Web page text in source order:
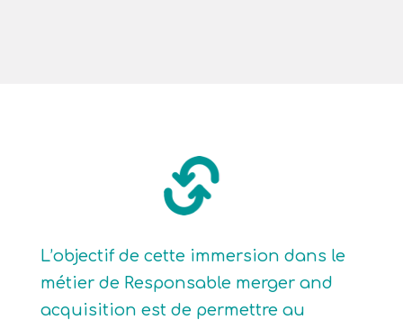
L’objectif de cette immersion dans le
métier de Responsable merger and
acquisition est de permettre au